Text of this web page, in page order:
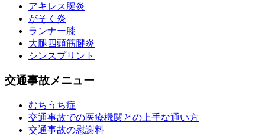
アキレス腱炎
がそく炎
ランナー膝
大腿四頭筋腱炎
シンスプリント
交通事故メニュー
むちうち症
交通事故での医療機関との上手な通い方
交通事故の慰謝料